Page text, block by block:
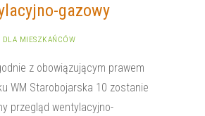
gazowy
MIESZKAŃCÓW
z obowiązującym prawem
WM Starobojarska 10 zostanie
przegląd wentylacyjno-